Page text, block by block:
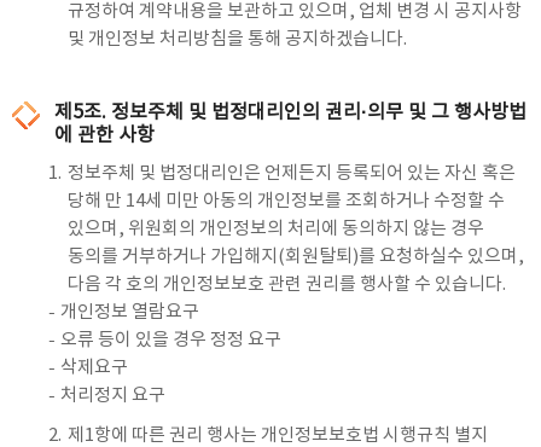
규정하여 계약내용을 보관하고 있으며, 업체 변경 시 공지사항
및 개인정보 처리방침을 통해 공지하겠습니다.
제5조. 정보주체 및 법정대리인의 권리·의무 및 그 행사방법
에 관한 사항
1. 정보주체 및 법정대리인은 언제든지 등록되어 있는 자신 혹은
당해 만 14세 미만 아동의 개인정보를 조회하거나 수정할 수
있으며, 위원회의 개인정보의 처리에 동의하지 않는 경우
동의를 거부하거나 가입해지(회원탈퇴)를 요청하실수 있으며,
다음 각 호의 개인정보보호 관련 권리를 행사할 수 있습니다.
개인정보 열람요구
오류 등이 있을 경우 정정 요구
삭제요구
처리정지 요구
2. 제1항에 따른 권리 행사는 개인정보보호법 시행규칙 별지